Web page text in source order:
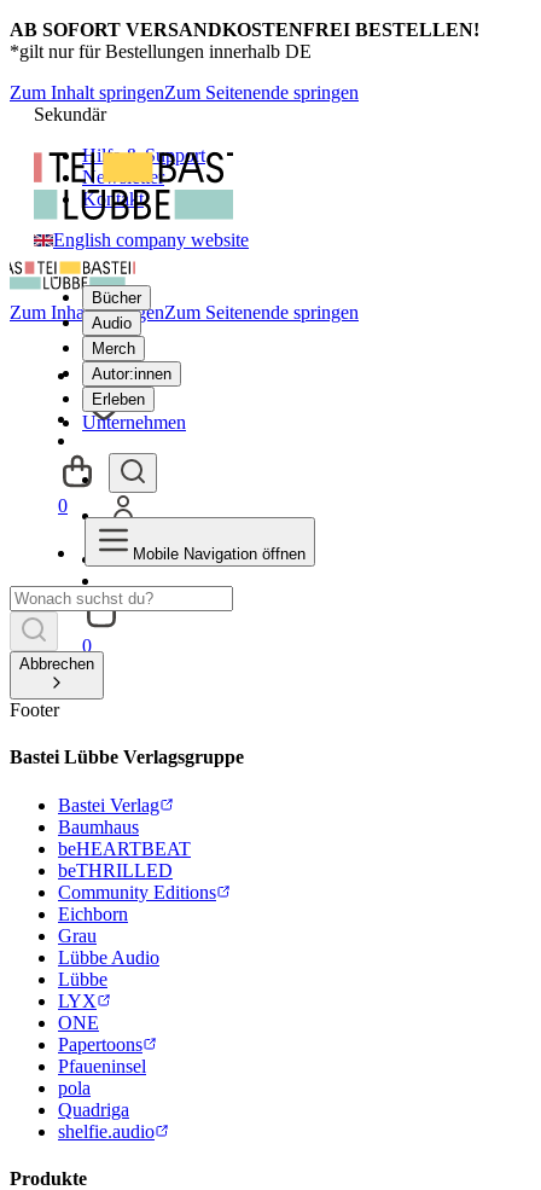
AB SOFORT VERSANDKOSTENFREI BESTELLEN!
*gilt nur für Bestellungen innerhalb DE
Zum Inhalt springenZum Seitenende springen
Sekundär
Hilfe & Support
Newsletter
Kontakt
English company website
Bücher
Audio
Merch
Autor:innen
Erleben
Unternehmen
0
Zum Inhalt springenZum Seitenende springen
0
Mobile Navigation öffnen
Abbrechen
Footer
Bastei Lübbe Verlagsgruppe
Bastei Verlag
Baumhaus
beHEARTBEAT
beTHRILLED
Community Editions
Eichborn
Grau
Lübbe Audio
Lübbe
LYX
ONE
Papertoons
Pfaueninsel
pola
Quadriga
shelfie.audio
Produkte